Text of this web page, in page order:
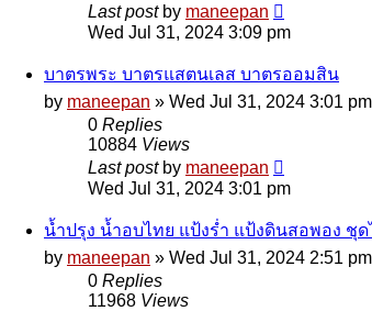
Last post by maneepan
Wed Jul 31, 2024 3:09 pm
บาตรพระ บาตรแสตนเลส บาตรออมสิน
by maneepan » Wed Jul 31, 2024 3:01 pm
0 Replies
10884 Views
Last post by maneepan
Wed Jul 31, 2024 3:01 pm
น้ำปรุง น้ำอบไทย แป้งร่ำ แป้งดินสอพอง ชุ
by maneepan » Wed Jul 31, 2024 2:51 pm
0 Replies
11968 Views